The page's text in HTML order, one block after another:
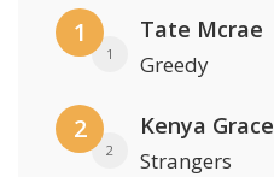
1
1
Tate Mcrae
Greedy
2
2
Kenya Grace
Strangers